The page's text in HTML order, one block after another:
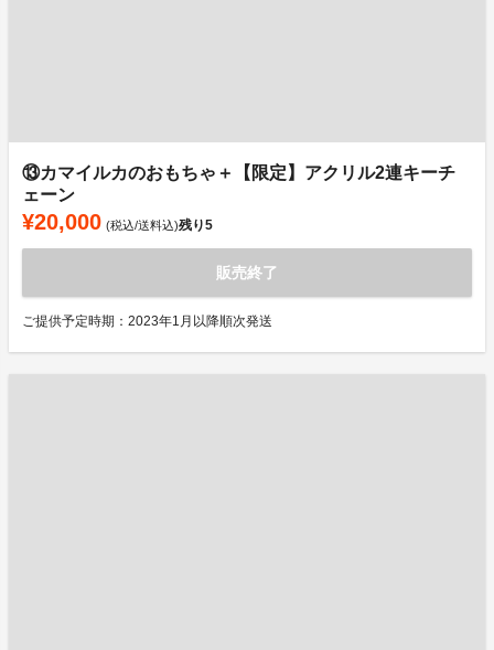
⑬カマイルカのおもちゃ＋【限定】アクリル2連キーチ
ェーン
¥20,000 (税込/送料込)残り5
販売終了
ご提供予定時期：2023年1月以降順次発送